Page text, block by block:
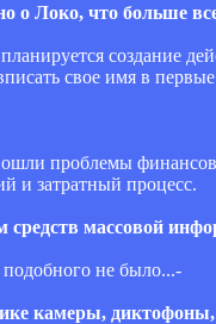
о Локо, что больше
создание
свое имя в
проблемы
и затратный процесс.
средств массовой
не было...-
камеры, диктофоны,